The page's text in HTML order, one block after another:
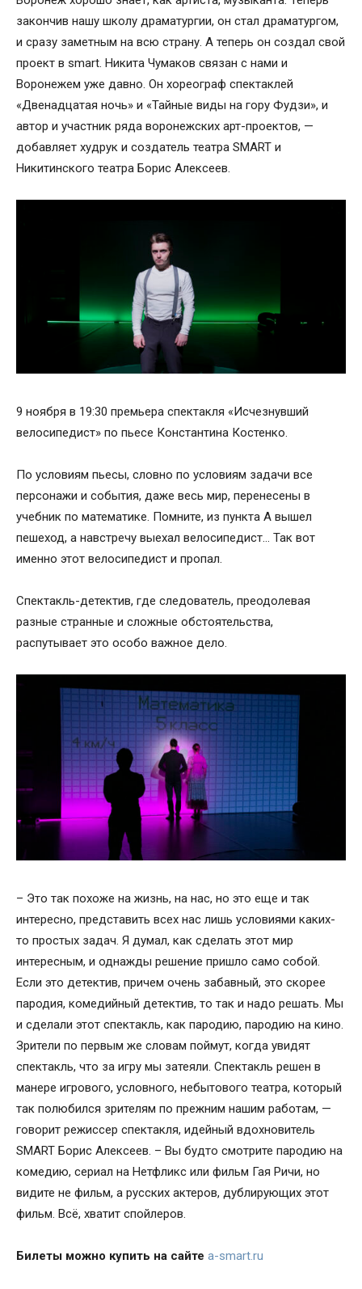
закончив нашу школу драматургии, он стал драматургом,
и сразу заметным на всю страну. А теперь он создал свой
проект в smart. Никита Чумаков связан с нами и
Воронежем уже давно. Он хореограф спектаклей
«Двенадцатая ночь» и «Тайные виды на гору Фудзи», и
автор и участник ряда воронежских арт-проектов, —
добавляет худрук и создатель театра SMART и
Никитинского театра Борис Алексеев.
9 ноября в 19:30 премьера спектакля «Исчезнувший
велосипедист» по пьесе Константина Костенко.
По условиям пьесы, словно по условиям задачи все
персонажи и события, даже весь мир, перенесены в
учебник по математике. Помните, из пункта А вышел
пешеход, а навстречу выехал велосипедист… Так вот
именно этот велосипедист и пропал.
Спектакль-детектив, где следователь, преодолевая
разные странные и сложные обстоятельства,
распутывает это особо важное дело.
– Это так похоже на жизнь, на нас, но это еще и так
интересно, представить всех нас лишь условиями каких-
то простых задач. Я думал, как сделать этот мир
интересным, и однажды решение пришло само собой.
Если это детектив, причем очень забавный, это скорее
пародия, комедийный детектив, то так и надо решать. Мы
и сделали этот спектакль, как пародию, пародию на кино.
Зрители по первым же словам поймут, когда увидят
спектакль, что за игру мы затеяли. Спектакль решен в
манере игрового, условного, небытового театра, который
так полюбился зрителям по прежним нашим работам, —
говорит режиссер спектакля, идейный вдохновитель
SMART Борис Алексеев. – Вы будто смотрите пародию на
комедию, сериал на Нетфликс или фильм Гая Ричи, но
видите не фильм, а русских актеров, дублирующих этот
фильм. Всё, хватит спойлеров.
Билеты можно купить на сайте a-smart.ru